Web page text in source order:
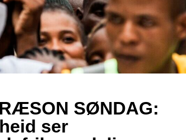
SØNDAG:
ser